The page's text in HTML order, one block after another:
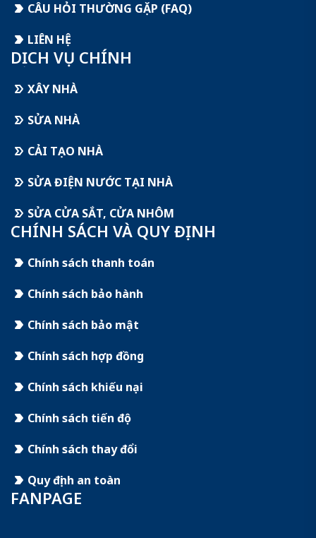
CÂU HỎI THƯỜNG GẶP (FAQ)
LIÊN HỆ
DỊCH VỤ CHÍNH
XÂY NHÀ
SỬA NHÀ
CẢI TẠO NHÀ
SỬA ĐIỆN NƯỚC TẠI NHÀ
SỬA CỬA SẮT, CỬA NHÔM
CHÍNH SÁCH VÀ QUY ĐỊNH
Chính sách thanh toán
Chính sách bảo hành
Chính sách bảo mật
Chính sách hợp đồng
Chính sách khiếu nại
Chính sách tiến độ
Chính sách thay đổi
Quy định an toàn
FANPAGE